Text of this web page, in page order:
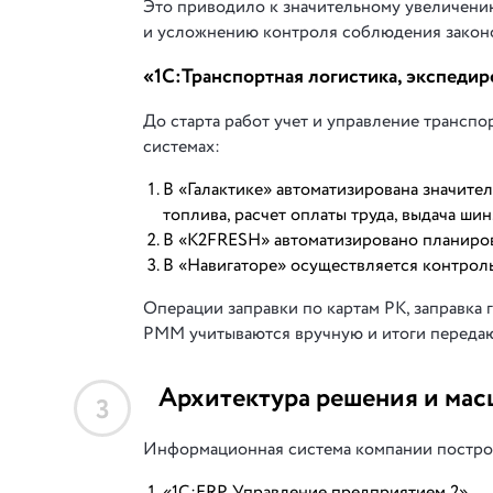
Это приводило к значительному
и усложнению контроля соблюдения
«1С:Транспортная логистика,
До старта работ учет и управление
системах:
В «Галактике» автоматизирована
топлива, расчет оплаты труда, выдача
В «K2FRESH» автоматизировано
В «Навигаторе» осуществляется
Операции заправки по картам РК, заправка
РММ учитываются вручную и итоги
3 Архитектура решения и
Информационная система компании